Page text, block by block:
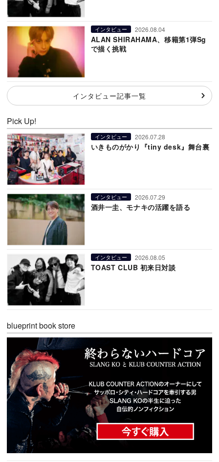
インタビュー 2026.08.04
ALAN SHIRAHAMA、移籍第1弾Sg
で描く挑戦
インタビュー記事一覧
Pick Up!
インタビュー 2026.07.28
いきものがかり『tiny desk』舞台裏
インタビュー 2026.07.29
酒井一圭、モナキの活躍を語る
インタビュー 2026.08.05
TOAST CLUB 初来日対談
blueprint book store